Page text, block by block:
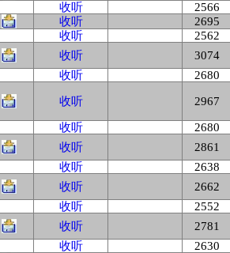
收听
2566
收听
2695
收听
2562
收听
3074
收听 2680
收听 2967
收听
2680
收听
2861
收听
2638
收听
2662
收听
2552
收听
2781
收听
2630